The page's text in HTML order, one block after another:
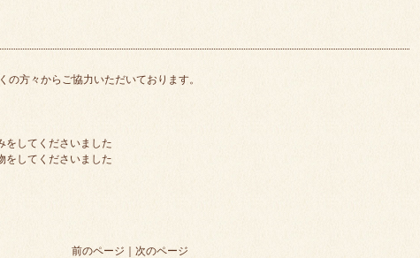
の方々からご協力いただいております。
してくださいました
してくださいました
前のページ 次のページ